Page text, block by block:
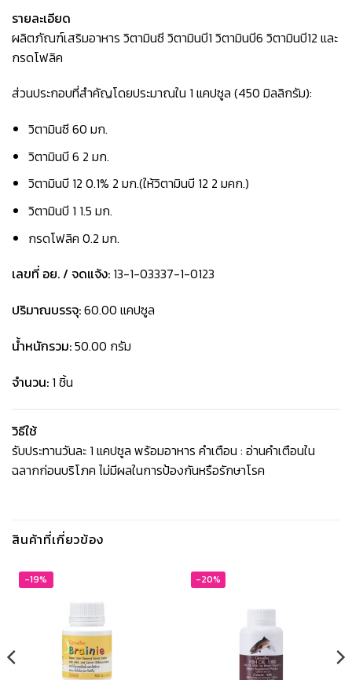
รายละเอียด
ผลิตภัณฑ์เสริมอาหาร วิตามินซี วิตามินบี1 วิตามินบี6 วิตามินบี12 และ
กรดโฟลิค
ส่วนประกอบที่สำคัญโดยประมาณใน 1 แคปซูล (450 มิลลิกรัม):
วิตามินซี 60 มก.
วิตามินบี 6 2 มก.
วิตามินบี 12 0.1% 2 มก.(ให้วิตามินบี 12 2 มคก.)
วิตามินบี 1 1.5 มก.
กรดโฟลิค 0.2 มก.
เลขที่ อย. / จดแจ้ง: 13-1-03337-1-0123
ปริมาณบรรจุ:60.00 แคปซูล
น้ำหนักรวม:50.00 กรัม
จำนวน: 1 ชิ้น
วิธีใช้
รับประทานวันละ 1 แคปซูล พร้อมอาหาร คำเตือน : อ่านคำเตือนใน
ฉลากก่อนบริโภค ไม่มีผลในการป้องกันหรือรักษาโรค
สินค้าที่เกี่ยวข้อง
-19% -20%